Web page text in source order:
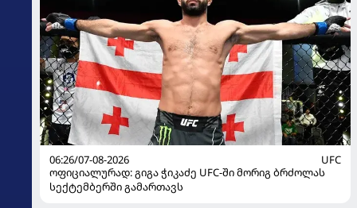
06:26/07-08-2026
UFC
ოფიციალურად: გიგა ჭიკაძე UFC-ში მორიგ ბრძოლას
სექტემბერში გამართავს